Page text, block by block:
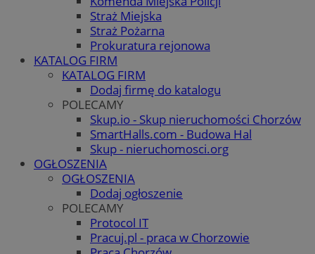
Straż Miejska
Straż Pożarna
Prokuratura rejonowa
KATALOG FIRM
KATALOG FIRM
Dodaj firmę do katalogu
POLECAMY
Skup.io - Skup nieruchomości Chorzów
SmartHalls.com - Budowa Hal
Skup - nieruchomosci.org
OGŁOSZENIA
OGŁOSZENIA
Dodaj ogłoszenie
POLECAMY
Protocol IT
Pracuj.pl - praca w Chorzowie